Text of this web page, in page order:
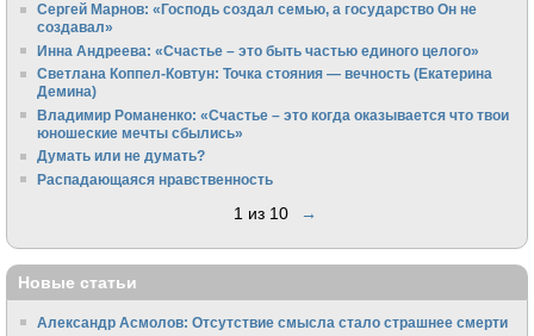
Сергей Марнов: «Господь создал семью, а государство Он не
создавал»
Инна Андреева: «Счастье – это быть частью единого целого»
Светлана Коппел-Ковтун: Точка стояния — вечность (Екатерина
Демина)
Владимир Романенко: «Счастье – это когда оказывается что твои
юношеские мечты сбылись»
Думать или не думать?
Распадающаяся нравственность
1 из 10 →
Новые статьи
Александр Асмолов: Отсутствие смысла стало страшнее смерти